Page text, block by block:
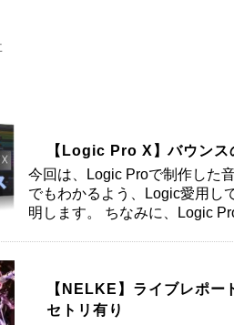
【Logic Pro X】バウン
今回は、Logic Proで制作した
でもわかるよう、Logic愛用し
明します。 ちなみに、Logic
【NELKE】ライブレポ
セトリ有り